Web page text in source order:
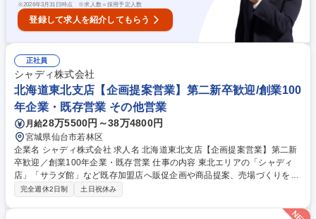
※2026年3月31日時点 ※求人数＝採用予定人数
登録して求人を紹介してもらう
正社員
シャディ株式会社
北海道東北支店【企画提案営業】第二新卒歓迎/創業100
年企業・既存営業 その他営業
月給28万5500円～38万4800円
宮城県仙台市若林区
企業名 シャディ株式会社 求人名 北海道東北支店【企画提案営業】第二新
卒歓迎／創業100年企業・既存営業 仕事の内容 東北エリアの「シャディ
店」「サラダ館」など既存加盟店へ販促企画や商品提案、売場づくりを行
い、店舗の売上向上を支援します。 【具体的な業務内容】 ■既存加盟店
案による売上支援 ■店舗運営に関する課題ヒアリング・改善提案 ■キャン
完全週休2日制 土日祝休み